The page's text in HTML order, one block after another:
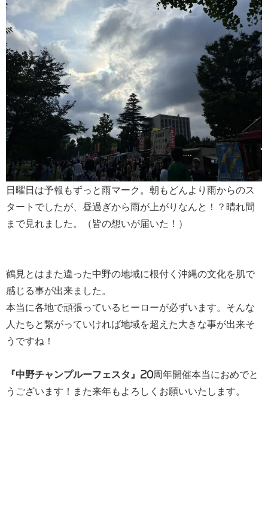
日曜日は予報もずっと雨マーク。朝もどんより雨からのス
タートでしたが、昼過ぎから雨が上がりなんと！？晴れ間
まで見れました。（皆の想いが届いた！）
鶴見とはまた違った中野の地域に根付く沖縄の文化を肌で
感じる事が出来ました。
本当に各地で頑張っているヒーローが必ずいます。そんな
人たちと繋がっていければ地域を超えた大きな事が出来そ
うですね！
『中野チャンプルーフェスタ』 20周年開催本当におめでと
うございます！また来年もよろしくお願いいたします。